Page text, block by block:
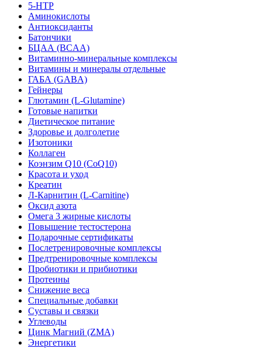
5-HTP
Аминокислоты
Антиоксиданты
Батончики
БЦАА (BCAA)
Витаминно-минеральные комплексы
Витамины и минералы отдельные
ГАБА (GABA)
Гейнеры
Глютамин (L-Glutamine)
Готовые напитки
Диетическое питание
Здоровье и долголетие
Изотоники
Коллаген
Коэнзим Q10 (CoQ10)
Красота и уход
Креатин
Л-Карнитин (L-Сarnitine)
Оксид азота
Омега 3 жирные кислоты
Повышение тестостерона
Подарочные сертификаты
Послетренировочные комплексы
Предтренировочные комплексы
Пробиотики и прибиотики
Протеины
Снижение веса
Специальные добавки
Суставы и связки
Углеводы
Цинк Магний (ZMA)
Энергетики